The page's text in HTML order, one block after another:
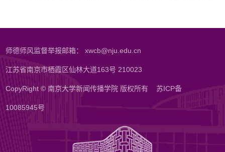
师德师风监督举报邮箱： xwcb@nju.edu.cn
江苏省南京市栖霞区仙林大道163号 210023
CopyRight © 南京大学新闻传播学院 版权所有苏ICP备
10085945号